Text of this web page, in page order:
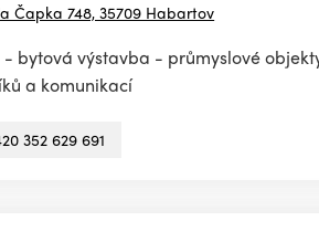
Čapka 748, 35709 Habartov
- bytová výstavba - průmyslové
a komunikací
352 629 691